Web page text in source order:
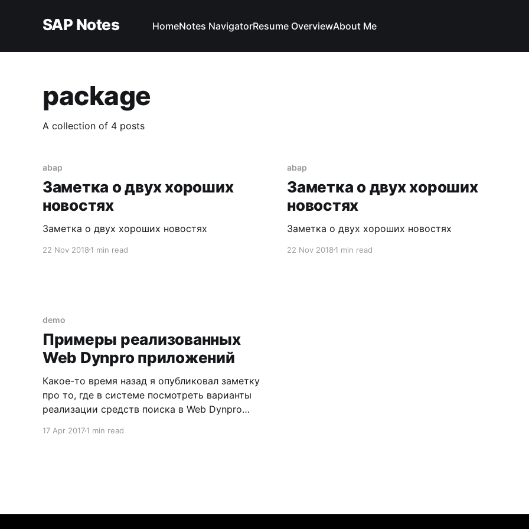
SAP Notes HomeNotes NavigatorResume OverviewAbout Me
package
A collection of 4 posts
abap
Заметка о двух хороших
новостях
Заметка о двух хороших новостях
22 Nov 2018 1 min read
abap
Заметка о двух хороших
новостях
Заметка о двух хороших новостях
22 Nov 20181 min read
demo
Примеры реализованных
Web Dynpro приложений
Какое-то время назад я опубликовал заметку
про то, где в системе посмотреть варианты
реализации средств поиска в Web Dynpro
реализованных средств поиска Web Dynpro
17 Apr 20171 min read